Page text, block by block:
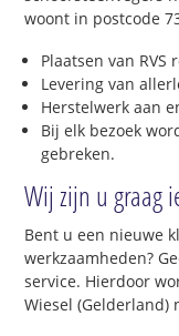
woont in postcode
Plaatsen van RVS
Levering van
Herstelwerk aan
Bij elk bezoek
gebreken.
Wij zijn u graag
Bent u een nieuwe
werkzaamheden?
service. Hierdoor
Wiesel (Gelderland)